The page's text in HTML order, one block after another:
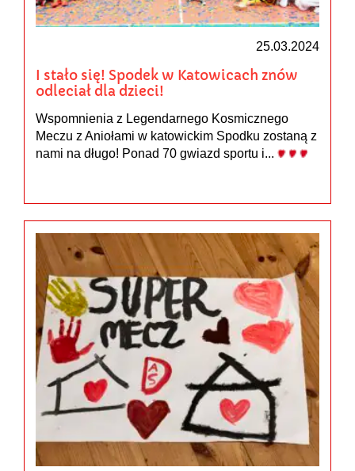
25.03.2024
I stało się! Spodek w Katowicach znów
odleciał dla dzieci!
Wspomnienia z Legendarnego Kosmicznego
Meczu z Aniołami w katowickim Spodku zostaną z
nami na długo! Ponad 70 gwiazd sportu i...